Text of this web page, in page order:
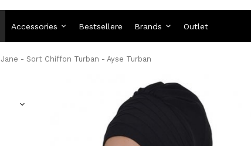
Accessories Bestsellere Brands Outlet
Jane - Sort Chiffon Turban - Ayse Turban